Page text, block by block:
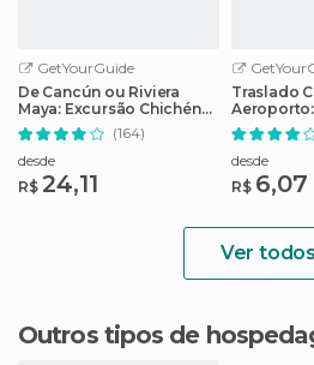
GetYourGuide
De Cancún ou Riviera
Maya: Excursão Chichén
Itzá com Almoço
(164)
desde
R$ 24,11
Traslado
ou Ida e
desde
R$ 6,07
Ver todos
Outros tipos de